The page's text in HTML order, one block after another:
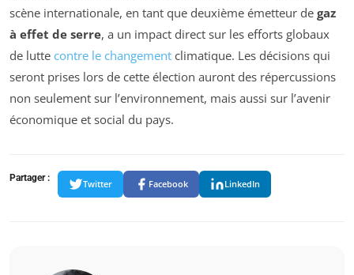
scène internationale, en tant que deuxième émetteur de gaz
à effet de serre, a un impact direct sur les efforts globaux
de lutte contre le changement climatique. Les décisions qui
seront prises lors de cette élection auront des répercussions
non seulement sur l’environnement, mais aussi sur l’avenir
économique et social du pays.
Partager :
Twitter Facebook LinkedIn